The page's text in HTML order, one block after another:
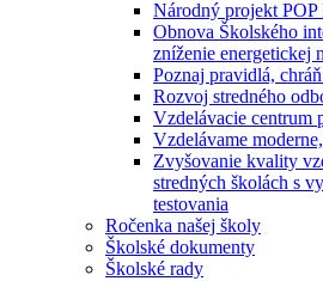
Národný projekt
Obnova Školského
zníženie energetickej
Poznaj pravidlá,
Rozvoj stredného
Vzdelávacie centrum
Vzdelávame
Zvyšovanie kvality
stredných školách s
testovania
Ročenka našej školy
Školské dokumenty
Školské rady